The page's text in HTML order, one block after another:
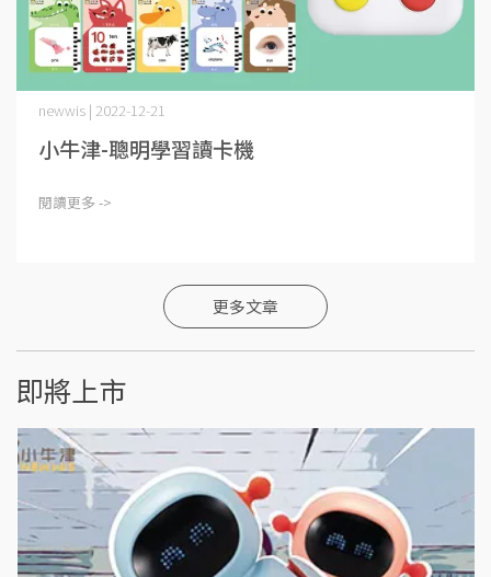
newwis | 2022-12-21
小牛津-聰明學習讀卡機
閱讀更多 ->
更多文章
即將上市